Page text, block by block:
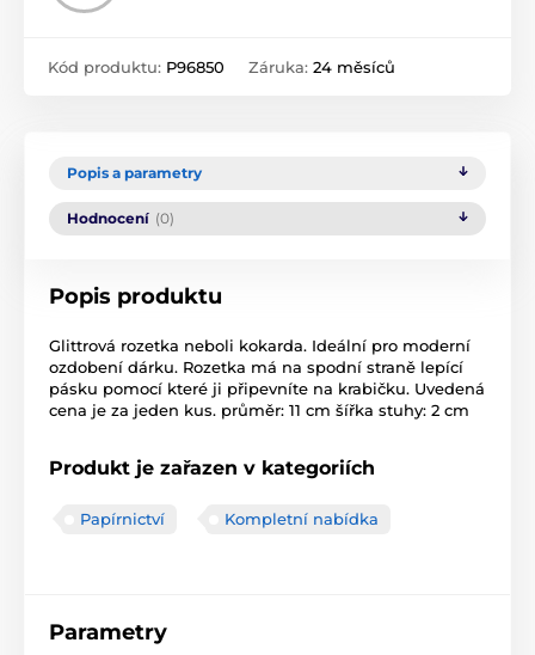
Kód produktu: P96850 Záruka: 24 měsíců
Popis a parametry
Hodnocení (0)
Popis produktu
Glittrová rozetka neboli kokarda. Ideální pro moderní
ozdobení dárku. Rozetka má na spodní straně lepící
pásku pomocí které ji připevníte na krabičku. Uvedená
cena je za jeden kus. průměr: 11 cm šířka stuhy: 2 cm
Produkt je zařazen v kategoriích
Papírnictví Kompletní nabídka
Parametry